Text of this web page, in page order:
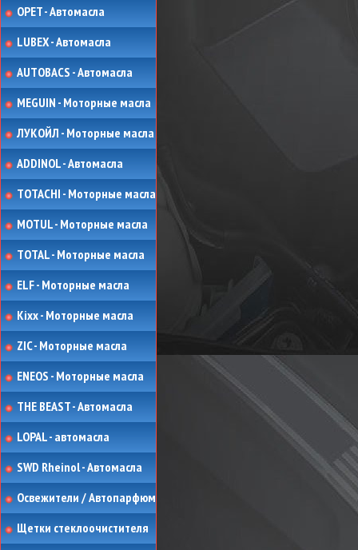
OPET - Автомасла
LUBEX - Автомасла
AUTOBACS - Автомасла
MEGUIN - Моторные масла
ЛУКОЙЛ - Моторные масла
ADDINOL - Автомасла
TOTACHI - Моторные масла
MOTUL - Моторные масла
TOTAL - Моторные масла
ELF - Моторные масла
Kixx - Моторные масла
ZIC - Моторные масла
ENEOS - Моторные масла
THE BEAST - Автомасла
LOPAL - автомасла
SWD Rheinol - Автомасла
Освежители / Автопарфюм
Щетки стеклоочистителя